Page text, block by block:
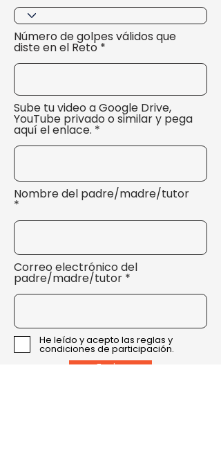
Número de golpes válidos que
diste en el Reto
Sube tu video a Google Drive,
YouTube privado o similar y pega
aquí el enlace.
Nombre del padre/madre/tutor
Correo electrónico del
padre/madre/tutor
He leído y acepto las reglas y
condiciones de participación.
Enviar